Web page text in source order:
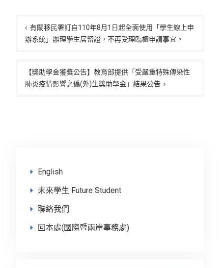
章
導
有關移民署訂自110年8月1日起全面使用「學生線上申
辦系統」辦理學生居留證，不再受理臨櫃申請事宜。
【獎助學金獲獎公告】教育部提供「受嚴重特殊傳染性
肺炎疫情影響之僑(外)生獎助學金」結果公告
English
未來學生 Future Student
聯絡我們
回本處(國際暨兩岸事務處)